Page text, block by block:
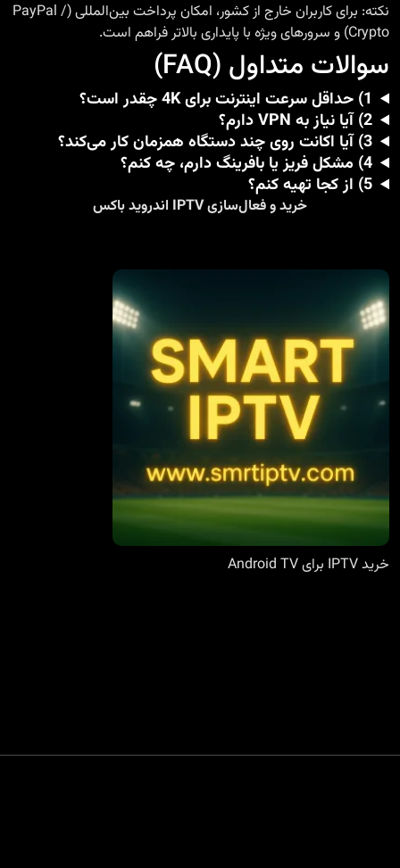
نکته: برای کاربران خارج از کشور، امکان پرداخت بین‌المللی (PayPal /
Crypto) و سرورهای ویژه با پایداری بالاتر فراهم است.
سوالات متداول (FAQ)
1) حداقل سرعت اینترنت برای 4K چقدر است؟
2) آیا نیاز به VPN دارم؟
3) آیا اکانت روی چند دستگاه همزمان کار می‌کند؟
4) مشکل فریز یا بافرینگ دارم، چه کنم؟
5) از کجا تهیه کنم؟
خرید و فعال‌سازی IPTV اندروید باکس
خرید IPTV برای Android TV